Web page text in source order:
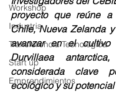
Workshop
Industria
Transferencia Tecnológica
Start up
Emprendimientos
proyecto que reúne
Chile, Nueva Zelanda
avanzar en el cultivo
Durvillaea
considerada clave
ecológico y su